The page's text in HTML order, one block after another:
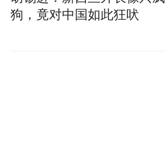
狗，竟对中国如此狂吠